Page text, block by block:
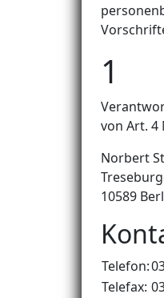
1
von Art. 4
Norbert
10589
Telefon:
Telefax: